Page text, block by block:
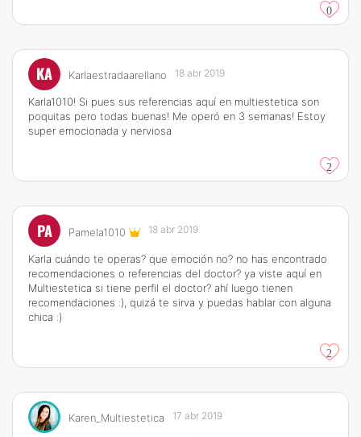
0
KA Karlaestradaarellano 18 abr 2019
Karla1010! Si pues sus referencias aquí en multiestetica son
poquitas pero todas buenas! Me operó en 3 semanas! Estoy
super emocionada y nerviosa
2
PA Pamela1010 18 abr 2019
Karla cuándo te operas? que emoción no? no has encontrado
recomendaciones o referencias del doctor? ya viste aquí en
Multiestetica si tiene perfil el doctor? ahí luego tienen
recomendaciones :), quizá te sirva y puedas hablar con alguna
chica :)
2
Karen_Multiestetica 17 abr 2019